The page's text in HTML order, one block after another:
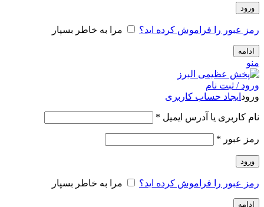
ورود
رمز عبور را فراموش کرده اید؟ مرا به خاطر بسپار
ادامه
منو
ورود / ثبت نام
ورود ایجاد حساب کاربری
نام کاربری یا آدرس ایمیل *
رمز عبور *
ورود
رمز عبور را فراموش کرده اید؟ مرا به خاطر بسپار
ادامه